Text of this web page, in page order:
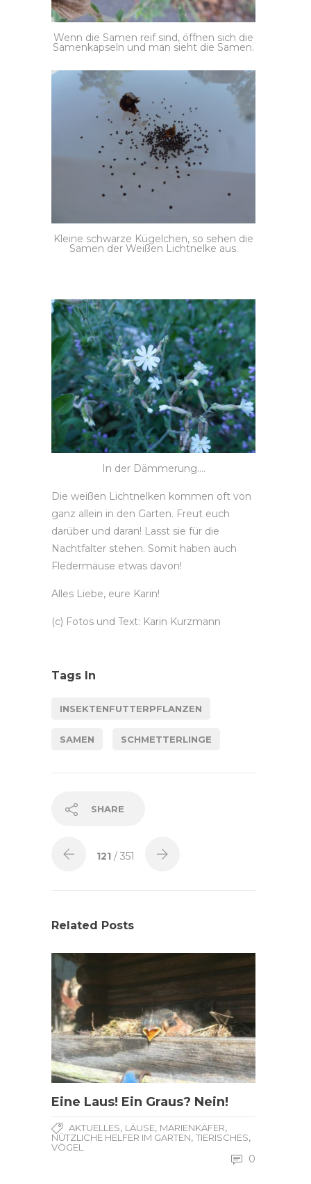
Wenn die Samen reif sind, öffnen sich die
Samenkapseln und man sieht die Samen.
Kleine schwarze Kügelchen, so sehen die
Samen der Weißen Lichtnelke aus.
In der Dämmerung….
Die weißen Lichtnelken kommen oft von
ganz allein in den Garten. Freut euch
darüber und daran! Lasst sie für die
Nachtfalter stehen. Somit haben auch
Fledermäuse etwas davon!
Alles Liebe, eure Karin!
(c) Fotos und Text: Karin Kurzmann
Tags In
INSEKTENFUTTERPFLANZEN
SAMEN SCHMETTERLINGE
SHARE
121 / 351
Related Posts
Eine Laus! Ein Graus? Nein!
AKTUELLES, LÄUSE, MARIENKÄFER,
NÜTZLICHE HELFER IM GARTEN, TIERISCHES,
VÖGEL
0